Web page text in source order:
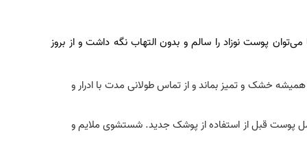
پوست نوزاد را سالم و بدون التهاب نگه داشت و از بروز
خشک و تمیز بماند و از تماس طولانی مدت با ادرار و
پوست قبل از استفاده از پوشک جدید. شستشوی ملایم و